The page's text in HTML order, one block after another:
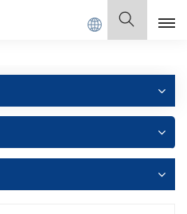
Français